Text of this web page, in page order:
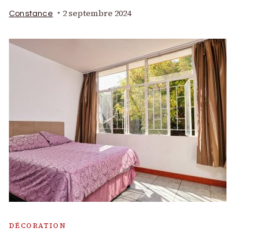
Constance 2 septembre 2024
DÉCORATION